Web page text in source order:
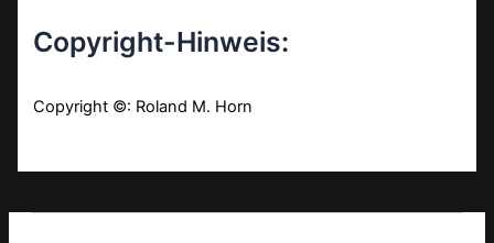
Copyright-Hinweis:
Copyright ©: Roland M. Horn